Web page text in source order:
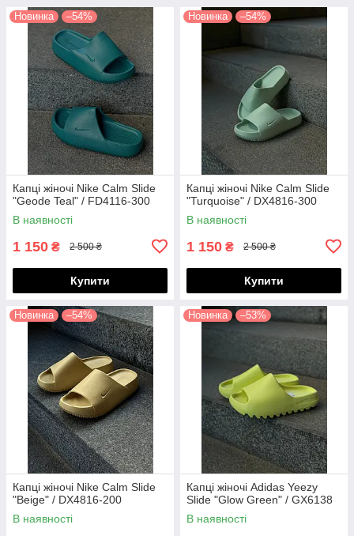
Новинка –54%
Капці жіночі Nike Calm Slide
"Geode Teal" / FD4116-300
В наявності
1 150 ₴ 2 500 ₴
Купити
Новинка –54%
Капці жіночі Nike Calm Slide
"Turquoise" / DX4816-300
В наявності
1 150 ₴ 2 500 ₴
Купити
Новинка –54%
Капці жіночі Nike Calm Slide
"Beige" / DX4816-200
В наявності
Новинка –53%
Капці жіночі Adidas Yeezy
Slide "Glow Green" / GX6138
В наявності